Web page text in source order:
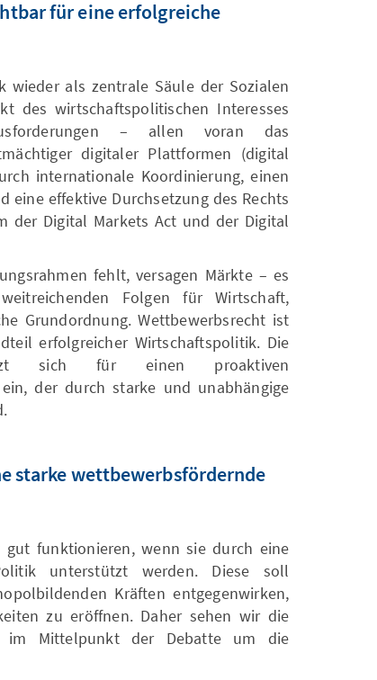
für eine erfolgreiche
als zentrale Säule der Sozialen
des wirtschaftspolitischen Interesses
– allen voran das
digitaler Plattformen (digital
internationale Koordinierung, einen
eine effektive Durchsetzung des Rechts
der Digital Markets Act und der Digital
fehlt, versagen Märkte – es
Folgen für Wirtschaft,
Grundordnung. Wettbewerbsrecht ist
erfolgreicher Wirtschaftspolitik. Die
setzt sich für einen proaktiven
der durch starke und unabhängige
starke wettbewerbsfördernde
funktionieren, wenn sie durch eine
unterstützt werden. Diese soll
Kräften entgegenwirken,
zu eröffnen. Daher sehen wir die
im Mittelpunkt der Debatte um die